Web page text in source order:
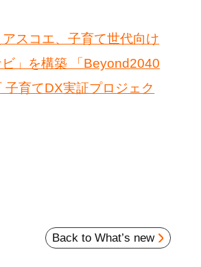
スコエ、子育て世代向け
」を構築 「Beyond2040
子育てDX実証プロジェク
Back to What’s new